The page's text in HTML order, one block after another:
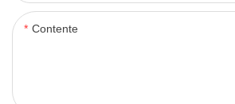
Contente